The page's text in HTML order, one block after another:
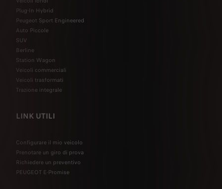
Plug-In Hybrid
Peugeot Sport Engineered
Auto Piccole
SUV
Berline
Station Wagon
Veicoli commerciali
Veicoli trasformati
Trazione integrale
LINK UTILI
Configurare il mio veicolo
Prenotare un giro di prova
Richiedere un preventivo
PEUGEOT E-Promise